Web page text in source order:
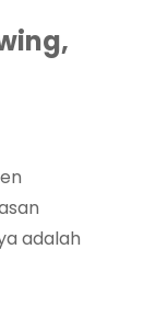
adalah